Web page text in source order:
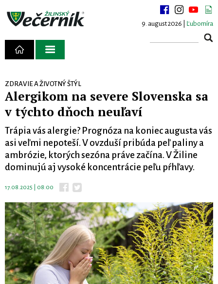
9. august 2026 | Ľubomíra
ZDRAVIE A ŽIVOTNÝ ŠTÝL
Alergikom na severe Slovenska sa
v týchto dňoch neuľaví
Trápia vás alergie? Prognóza na koniec augusta vás
asi veľmi nepoteší. V ovzduší pribúda peľ paliny a
ambrózie, ktorých sezóna práve začína. V Žiline
dominujú aj vysoké koncentrácie peľu pŕhľavy.
17.08.2025 | 08:00